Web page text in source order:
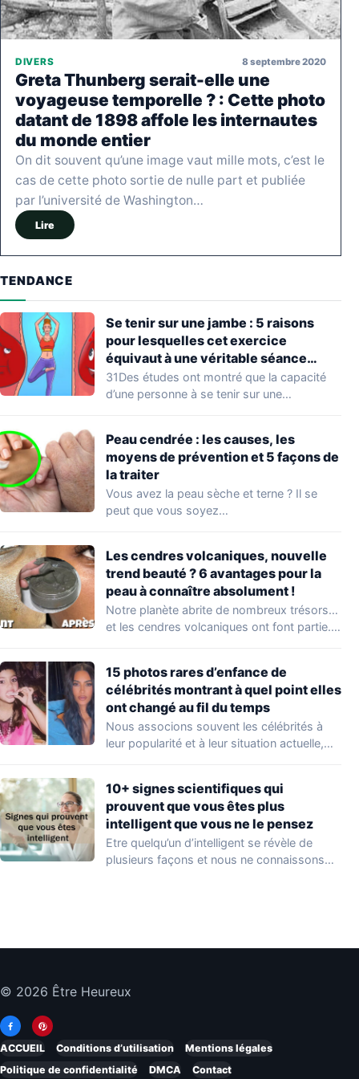
DIVERS 8 septembre 2020
Greta Thunberg serait-elle une
voyageuse temporelle ? : Cette photo
datant de 1898 affole les internautes
du monde entier
On dit souvent qu’une image vaut mille mots, c’est le
cas de cette photo sortie de nulle part et publiée
par l’université de Washington…
Lire
TENDANCE
Se tenir sur une jambe : 5 raisons
pour lesquelles cet exercice
équivaut à une véritable séance
d’entraînement
31Des études ont montré que la capacité
d’une personne à se tenir sur une…
Peau cendrée : les causes, les
moyens de prévention et 5 façons de
la traiter
Vous avez la peau sèche et terne ? Il se
peut que vous soyez…
Les cendres volcaniques, nouvelle
trend beauté ? 6 avantages pour la
peau à connaître absolument !
Notre planète abrite de nombreux trésors…
et les cendres volcaniques ont font partie.
15 photos rares d’enfance de
célébrités montrant à quel point elles
ont changé au fil du temps
Nous associons souvent les célébrités à
leur popularité et à leur situation actuelle,
10+ signes scientifiques qui
prouvent que vous êtes plus
intelligent que vous ne le pensez
Etre quelqu’un d’intelligent se révèle de
plusieurs façons et nous ne connaissons
© 2026 Être Heureux
ACCUEIL Conditions d’utilisation
Mentions légales
Politique de confidentialité
DMCA Contact